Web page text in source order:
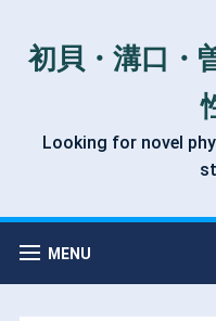
初貝・溝口・
Looking for novel
MENU